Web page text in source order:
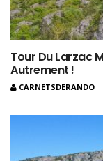
Tour Du Larzac
Autrement !
CARNETSDERANDO